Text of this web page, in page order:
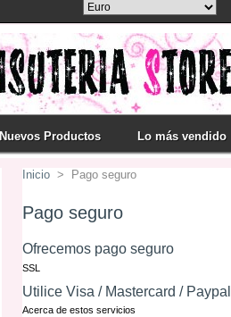
Nuevos Productos Lo más vendido
Inicio > Pago seguro
Pago seguro
Ofrecemos pago seguro
SSL
Utilice Visa / Mastercard / Paypal
Acerca de estos servicios